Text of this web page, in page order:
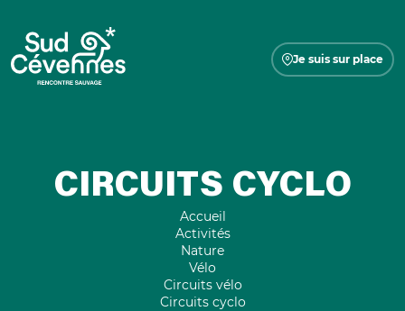
Je suis sur place
CIRCUITS CYCLO
Accueil
Activités
Nature
Vélo
Circuits vélo
Circuits cyclo